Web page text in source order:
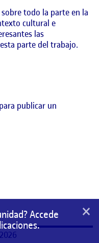
todo la parte en la
cultural e
las
parte del trabajo.
para publicar un
Accede
×